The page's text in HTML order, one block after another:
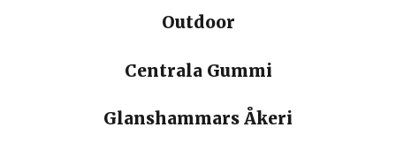
Outdoor
Centrala Gummi
Glanshammars Åkeri